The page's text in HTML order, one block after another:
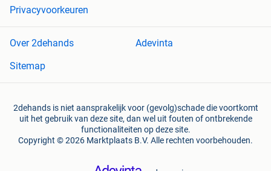
Privacyvoorkeuren
Over 2dehands
Adevinta
Sitemap
2dehands is niet aansprakelijk voor (gevolg)schade die voortkomt
uit het gebruik van deze site, dan wel uit fouten of ontbrekende
functionaliteiten op deze site.
Copyright © 2026 Marktplaats B.V. Alle rechten voorbehouden.